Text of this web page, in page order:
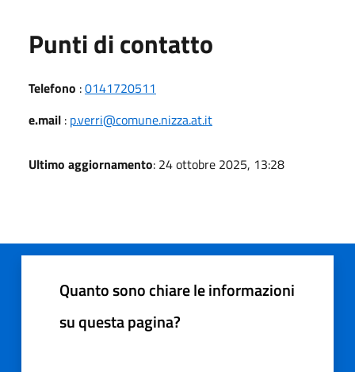
Punti di contatto
Telefono :0141720511
e.mail : p.verri@comune.nizza.at.it
Ultimo aggiornamento: 24 ottobre 2025, 13:28
Quanto sono chiare le informazioni
su questa pagina?